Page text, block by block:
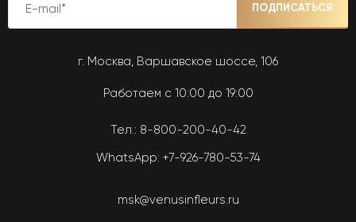
ПОДПИСАТЬСЯ
г. Москва, Варшавское шоссе, 106
Работаем с 10:00 до 19:00
Тел.: 8-800-200-40-42
WhatsApp: +7-926-780-53-74
msk@venusinfleurs.ru